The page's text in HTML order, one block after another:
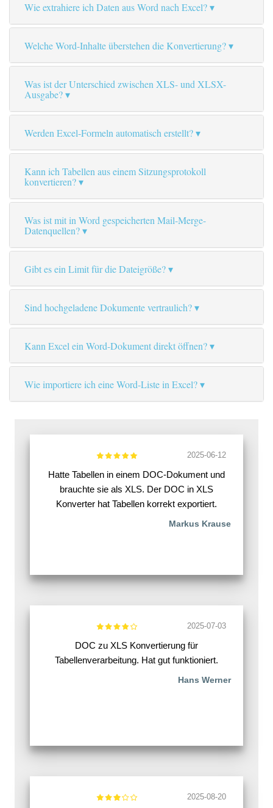
Wie extrahiere ich Daten aus Word nach Excel?
Welche Word-Inhalte überstehen die Konvertierung?
Was ist der Unterschied zwischen XLS- und XLSX-
Ausgabe?
Werden Excel-Formeln automatisch erstellt?
Kann ich Tabellen aus einem Sitzungsprotokoll
konvertieren?
Was ist mit in Word gespeicherten Mail-Merge-
Datenquellen?
Gibt es ein Limit für die Dateigröße?
Sind hochgeladene Dokumente vertraulich?
Kann Excel ein Word-Dokument direkt öffnen?
Wie importiere ich eine Word-Liste in Excel?
2025-06-12
Hatte Tabellen in einem DOC-Dokument und
brauchte sie als XLS. Der DOC in XLS
Konverter hat Tabellen korrekt exportiert.
Markus Krause
2025-07-03
DOC zu XLS Konvertierung für
Tabellenverarbeitung. Hat gut funktioniert.
Hans Werner
2025-08-20